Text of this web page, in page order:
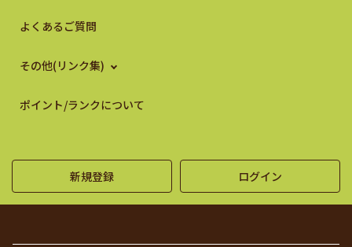
よくあるご質問
その他(リンク集)
ポイント/ランクについて
新規登録 ログイン